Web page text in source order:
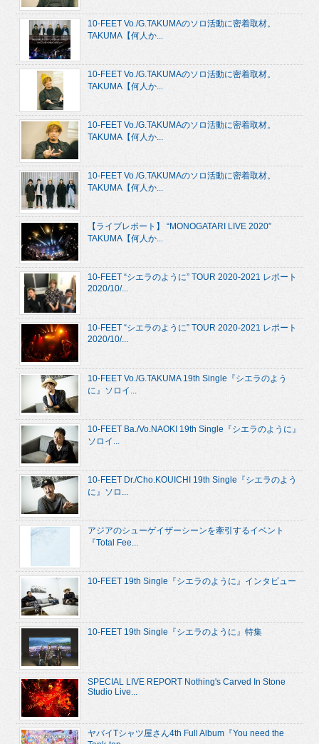
10-FEET Vo./G.TAKUMAのソロ活動に密着取材。
TAKUMA【何人か...
10-FEET Vo./G.TAKUMAのソロ活動に密着取材。
TAKUMA【何人か...
10-FEET Vo./G.TAKUMAのソロ活動に密着取材。
TAKUMA【何人か...
10-FEET Vo./G.TAKUMAのソロ活動に密着取材。
TAKUMA【何人か...
【ライブレポート】 “MONOGATARI LIVE 2020”
TAKUMA【何人か...
10-FEET “シエラのように” TOUR 2020-2021 レポート
2020/10/...
10-FEET “シエラのように” TOUR 2020-2021 レポート
2020/10/...
10-FEET Vo./G.TAKUMA 19th Single『シエラのよう
に』ソロイ...
10-FEET Ba./Vo.NAOKI 19th Single『シエラのように』
ソロイ...
10-FEET Dr./Cho.KOUICHI 19th Single『シエラのよう
に』ソロ...
アジアのシューゲイザーシーンを牽引するイベント
『Total Fee...
10-FEET 19th Single『シエラのように』インタビュー
10-FEET 19th Single『シエラのように』特集
SPECIAL LIVE REPORT Nothing's Carved In Stone
Studio Live...
ヤバイTシャツ屋さん4th Full Album『You need the